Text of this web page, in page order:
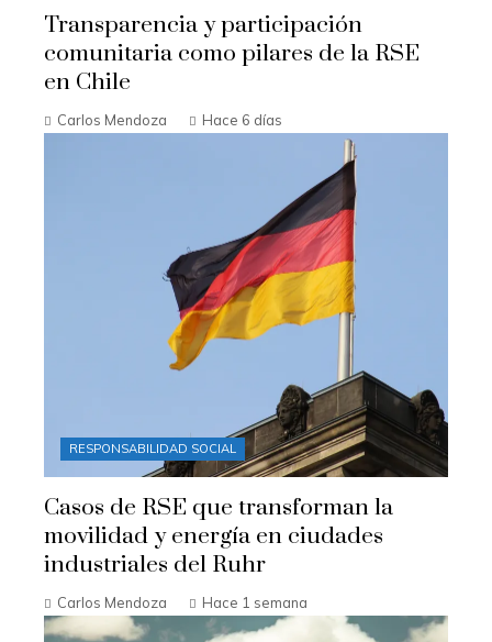
Transparencia y participación
comunitaria como pilares de la RSE
en Chile
Carlos Mendoza Hace 6 días
RESPONSABILIDAD SOCIAL
Casos de RSE que transforman la
movilidad y energía en ciudades
industriales del Ruhr
Carlos Mendoza Hace 1 semana